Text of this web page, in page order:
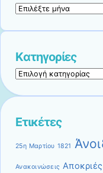
Δημοσιεύσεις
Kατηγορίες
Kατηγορίες
Ετικέτες
25η Μαρτίου 1821
Ανακοινώσεις Αποκριές